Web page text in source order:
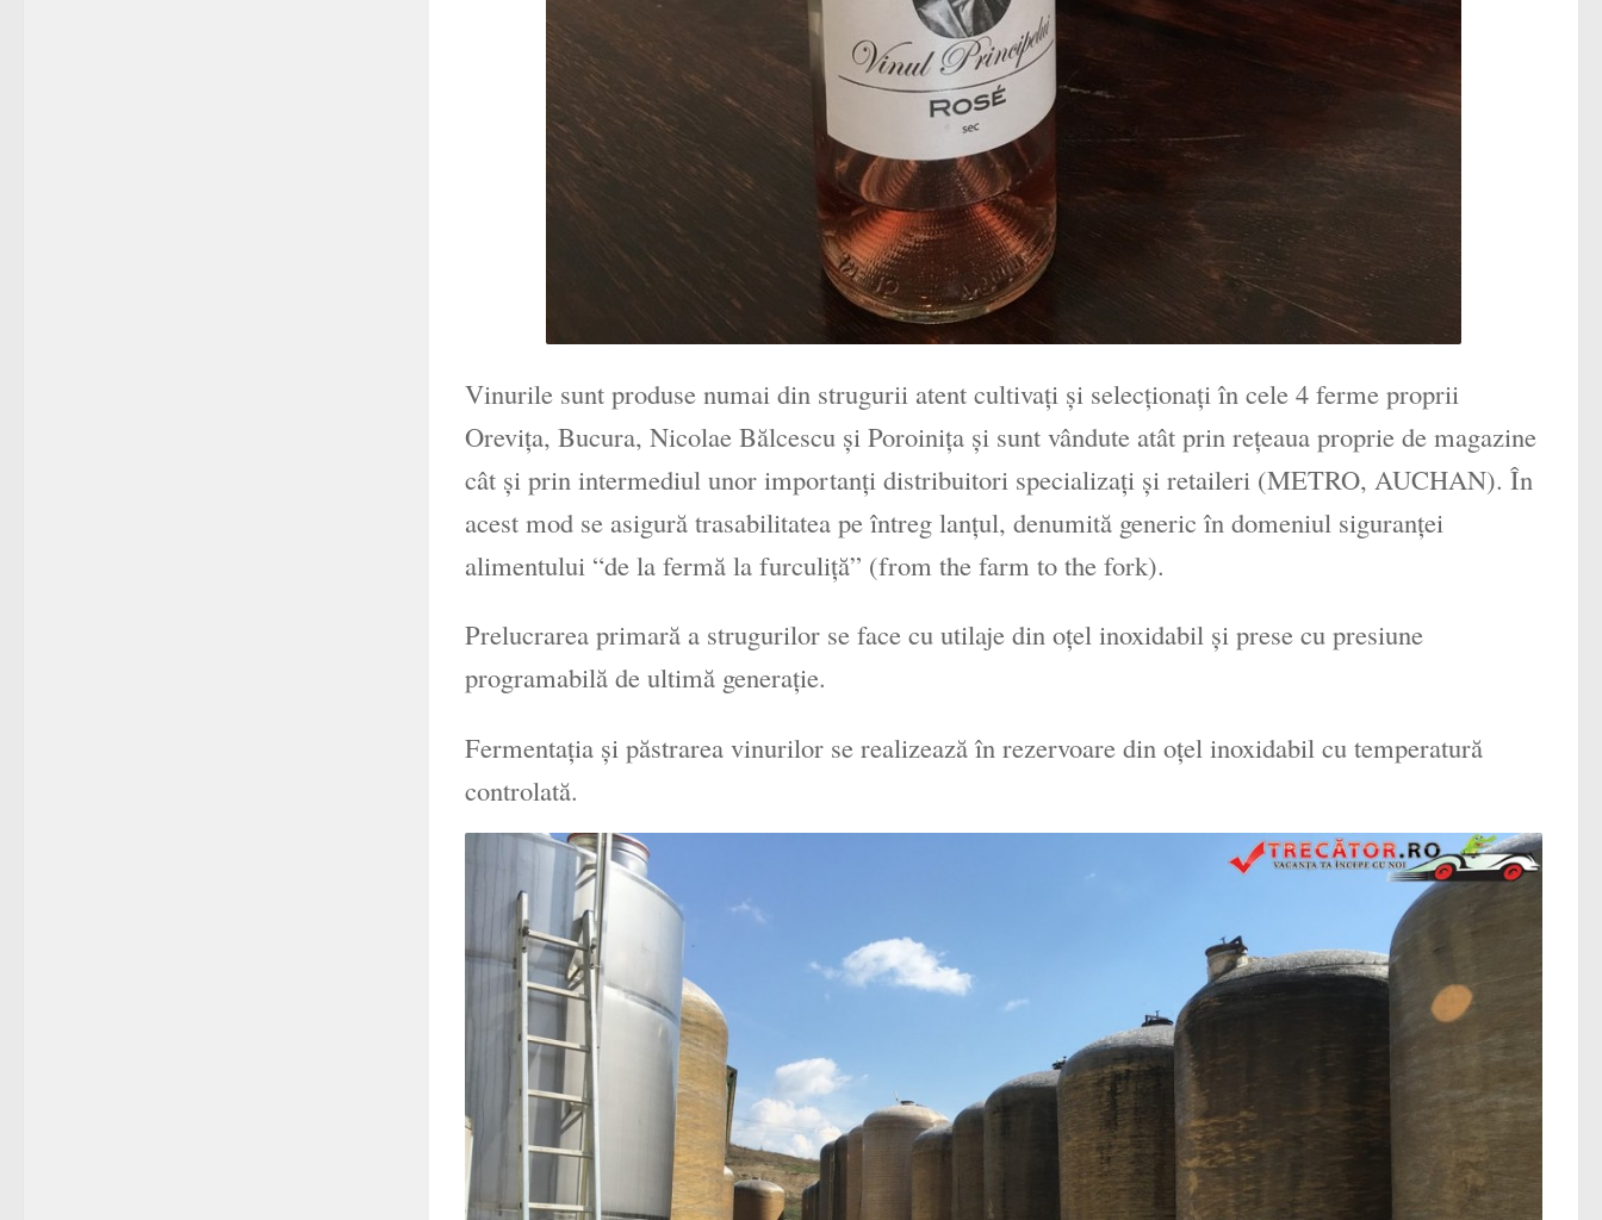
Vinurile sunt produse numai din strugurii atent cultivaţi şi selecţionaţi în cele 4 ferme proprii
Oreviţa, Bucura, Nicolae Bălcescu şi Poroiniţa şi sunt vândute atât prin reţeaua proprie de magazine
cât şi prin intermediul unor importanţi distribuitori specializaţi şi retaileri (METRO, AUCHAN). În
acest mod se asigură trasabilitatea pe întreg lanţul, denumită generic în domeniul siguranţei
alimentului “de la fermă la furculiţă” (from the farm to the fork).
Prelucrarea primară a strugurilor se face cu utilaje din oţel inoxidabil şi prese cu presiune
programabilă de ultimă generaţie.
Fermentaţia şi păstrarea vinurilor se realizează în rezervoare din oţel inoxidabil cu temperatură
controlată.